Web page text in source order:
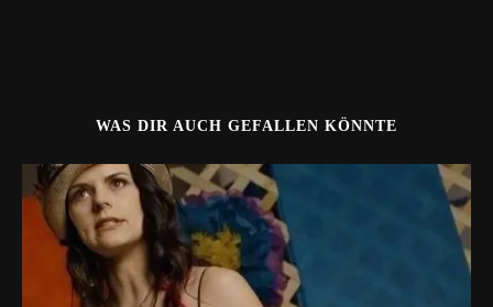
WAS DIR AUCH GEFALLEN KÖNNTE